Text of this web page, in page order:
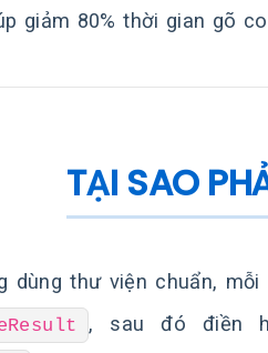
giảm 80% thời gian gõ
TẠI SAO
dùng thư viện chuẩn,
, sau đó điền